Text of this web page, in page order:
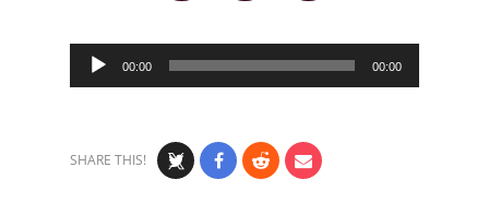
Audio
Player
00:00 00:00
SHARE THIS!